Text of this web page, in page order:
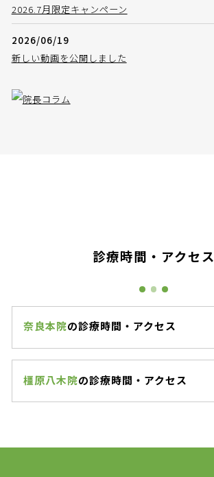
2026.7月限定キャンペーン
2026/06/19
新しい動画を公開しました
診療時間・アクセス
奈良本院の診療時間・アクセス
橿原八木院の診療時間・アクセス